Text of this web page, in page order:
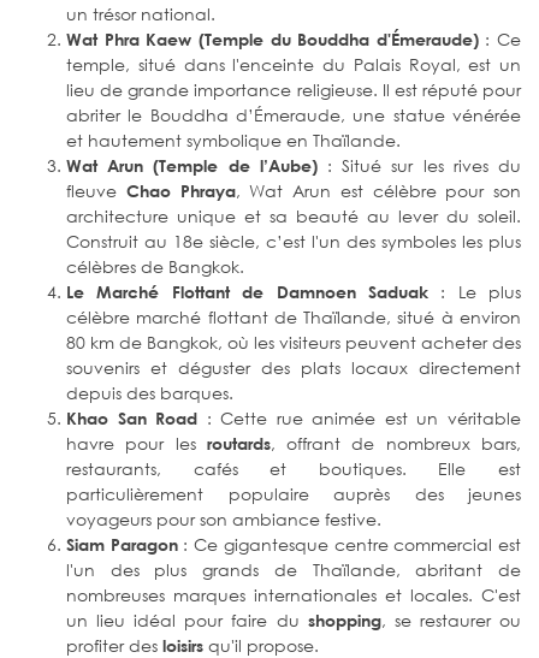
un trésor national.
Wat Phra Kaew (Temple du Bouddha d'Émeraude): Ce
temple, situé dans l'enceinte du Palais Royal, est un
lieu de grande importance religieuse. Il est réputé pour
abriter le Bouddha d’Émeraude, une statue vénérée
et hautement symbolique en Thaïlande.
Wat Arun (Temple de l’Aube): Situé sur les rives du
fleuve Chao Phraya, Wat Arun est célèbre pour son
architecture unique et sa beauté au lever du soleil.
Construit au 18e siècle, c’est l'un des symboles les plus
célèbres de Bangkok.
Le Marché Flottant de Damnoen Saduak: Le plus
célèbre marché flottant de Thaïlande, situé à environ
80 km de Bangkok, où les visiteurs peuvent acheter des
souvenirs et déguster des plats locaux directement
depuis des barques.
Khao San Road : Cette rue animée est un véritable
havre pour les routards, offrant de nombreux bars,
restaurants, cafés et boutiques. Elle est
particulièrement populaire auprès des jeunes
voyageurs pour son ambiance festive.
Siam Paragon: Ce gigantesque centre commercial est
l'un des plus grands de Thaïlande, abritant de
nombreuses marques internationales et locales. C'est
un lieu idéal pour faire du shopping, se restaurer ou
profiter des loisirs qu'il propose.